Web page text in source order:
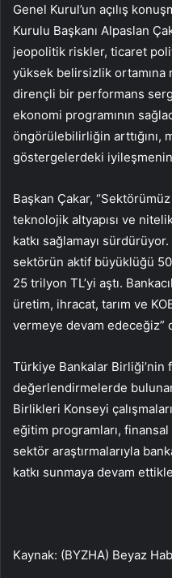
Genel Kurul’un açılış
Kurulu Başkanı Alpaslan
jeopolitik riskler, ticaret
yüksek belirsizlik
dirençli bir performans
ekonomi programının
öngörülebilirliğin arttığını,
göstergelerdeki
Başkan Çakar,
teknolojik altyapısı ve
katkı sağlamayı sürdürüyor.
sektörün aktif büyüklüğü
25 trilyon TL’yi aştı.
üretim, ihracat, tarım ve
vermeye devam edeceğiz”
Türkiye Bankalar
değerlendirmelerde
Birlikleri Konseyi
eğitim programları,
sektör araştırmalarıyla
katkı sunmaya devam
Kaynak: (BYZHA) Beyaz